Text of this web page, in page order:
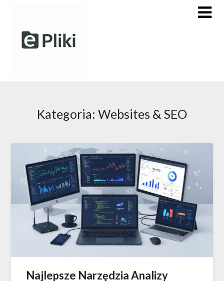
content
Kategoria: Websites & SEO
Najlepsze Narzędzia Analizy